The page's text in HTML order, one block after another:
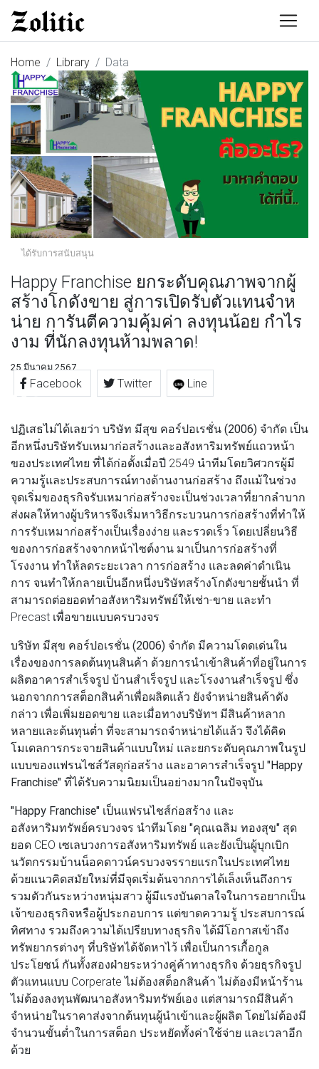
Home Library Data
ได้รับการสนับสนุน
Happy Franchise ยกระดับคุณภาพจากผู้
สร้างโกดังขาย สู่การเปิดรับตัวแทนจำห​
น่าย การันตีความคุ้มค่า ลงทุนน้อย กำไร
งาม ที่นักลงทุนห้ามพลาด!
25 มีนาคม 2567
Facebook Twitter Line
ปฏิเสธไม่ได้เลยว่า บริษัท มีสุข คอร์ปอเรชั่น (2006) จำกัด เป็น
อีกหนึ่งบริษัทรับเหมาก่อสร้างและอสังหาริมทรัพย์แถวหน้า
ของประเทศไทย ที่ได้ก่อตั้งเมื่อปี 2549 นำทีมโดยวิศวกรผู้มี
ความรู้และประสบการณ์ทางด้านงานก่อสร้าง ถึงแม้ในช่วง
จุดเริ่มของธุรกิจรับเหมาก่อสร้างจะเป็นช่วงเวลาที่ยากลำบาก
ส่งผลให้ทางผู้บริหารจึงเริ่มหาวิธีกระบวนการก่อสร้างที่ทำให้
การรับเหมาก่อสร้างเป็นเรื่องง่าย และรวดเร็ว โดยเปลี่ยนวิธี
ของการก่อสร้างจากหน้าไซต์งาน มาเป็นการก่อสร้างที่
โรงงาน ทำให้ลดระยะเวลา การก่อสร้าง และลดค่าดำเนิน
การ จนทำให้กลายเป็นอีกหนึ่งบริษัทสร้างโกดังขายชั้นนำ ที่
สามารถต่อยอดทำอสังหาริมทรัพย์ให้เช่า-ขาย และทำ
Precast เพื่อขายแบบครบวงจร
บริษัท มีสุข คอร์ปอเรชั่น (2006) จำกัด มีความโดดเด่นใน
เรื่องของการลดต้นทุนสินค้า ด้วยการนำเข้าสินค้าที่อยู่ในการ
ผลิตอาคารสำเร็จรูป บ้านสำเร็จรูป และโรงงานสำเร็จรูป ซึ่ง
นอกจากการสต็อกสินค้าเพื่อผลิตแล้ว ยังจำหน่ายสินค้าดัง
กล่าว เพื่อเพิ่มยอดขาย และเมื่อทางบริษัทฯ มีสินค้าหลาก
หลายและต้นทุนต่ำ ที่จะสามารถจำหน่ายได้แล้ว จึงได้คิด
โมเดลการกระจายสินค้าแบบใหม่ และยกระดับคุณภาพในรูป
แบบของแฟรนไชส์วัสดุก่อสร้าง และอาคารสำเร็จรูป "Happy
Franchise" ที่ได้รับความนิยมเป็นอย่างมากในปัจจุบัน
"Happy Franchise" เป็นแฟรนไชส์ก่อสร้าง และ
อสังหาริมทรัพย์ครบวงจร​ นำทีมโดย "คุณเฉลิม ทองสุข" สุด
ยอด CEO เซเลบวงการอสังหาริมทรัพย์ และยังเป็นผู้บุกเบิก
นวัตกรรมบ้านน็อคดาวน์ครบวงจรรายแรกในประเทศไทย
ด้วยแนวคิดสมัยใหม่ที่มีจุดเริ่มต้นจากการได้เล็งเห็นถึงการ
รวมตัวกันระหว่างหนุ่มสาว ผู้มีแรงบันดาลใจในการอยากเป็น
เจ้าของธุรกิจหรือผู้ประกอบการ แต่ขาดความรู้ ประสบการณ์
ทิศทาง รวมถึงความได้เปรียบทางธุรกิจ ได้มีโอกาสเข้าถึง
ทรัพยากรต่างๆ ที่บริษัทได้จัดหาไว้ เพื่อเป็นการเกื้อกูล
ประโยชน์ กันทั้งสองฝ่ายระหว่างคู่ค้าทางธุรกิจ ด้วยธุรกิจรูป
ตัวแทนแบบ Corperate ไม่ต้องสต็อกสินค้า ไม่ต้องมีหน้าร้าน​
ไม่ต้องลงทุนพัฒนาอสังหาริมทรัพย์เอง แต่สามารถมีสินค้า
จำหน่ายในราคาส่งจากต้นทุนผู้นำเข้าและผู้ผลิต โดยไม่ต้องมี
จำนวนขั้นต่ำในการสต็อก ประหยัดทั้งค่าใช้จ่าย และเวลาอีก
ด้วย